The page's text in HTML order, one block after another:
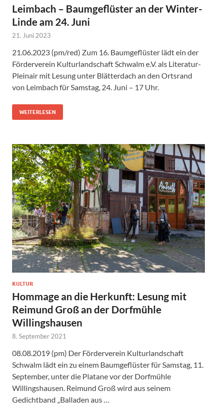
Leimbach – Baumgeflüster an der Winter-
Linde am 24. Juni
21. Juni 2023
21.06.2023 (pm/red) Zum 16. Baumgeflüster lädt ein der
Förderverein Kulturlandschaft Schwalm e.V. als Literatur-
Pleinair mit Lesung unter Blätterdach an den Ortsrand
von Leimbach für Samstag, 24. Juni – 17 Uhr.
WEITERLESEN
KULTUR
Hommage an die Herkunft: Lesung mit
Reimund Groß an der Dorfmühle
Willingshausen
8. September 2021
08.08.2019 (pm) Der Förderverein Kulturlandschaft
Schwalm lädt ein zu einem Baumgeflüster für Samstag, 11.
September, unter die Platane vor der Dorfmühle
Willingshausen. Reimund Groß wird aus seinem
Gedichtband „Balladen aus …